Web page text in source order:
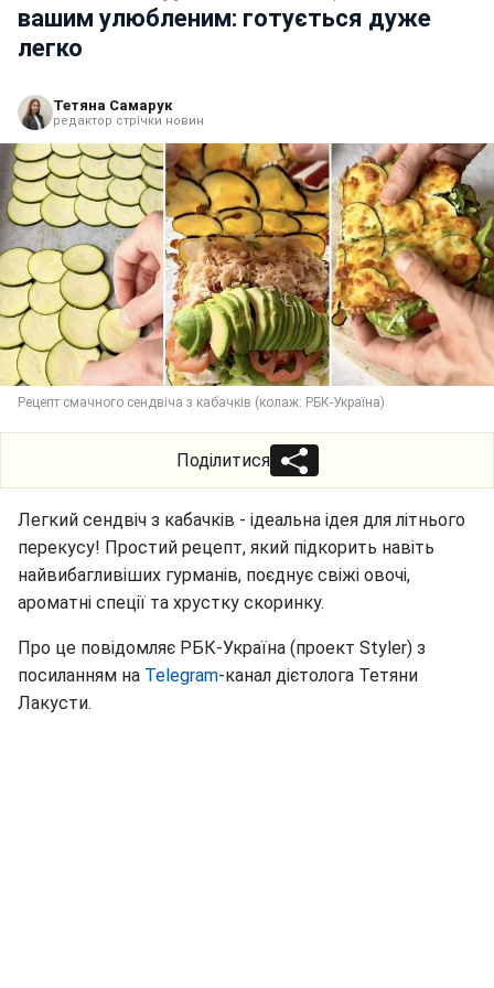
вашим улюбленим: готується дуже
легко
Тетяна Самарук
редактор стрічки новин
Рецепт смачного сендвіча з кабачків (колаж: РБК-Україна)
Поділитися
Легкий сендвіч з кабачків - ідеальна ідея для літнього
перекусу! Простий рецепт, який підкорить навіть
найвибагливіших гурманів, поєднує свіжі овочі,
ароматні спеції та хрустку скоринку.
Про це повідомляє РБК-Україна (проект Styler) з
посиланням на Telegram-канал дієтолога Тетяни
Лакусти.